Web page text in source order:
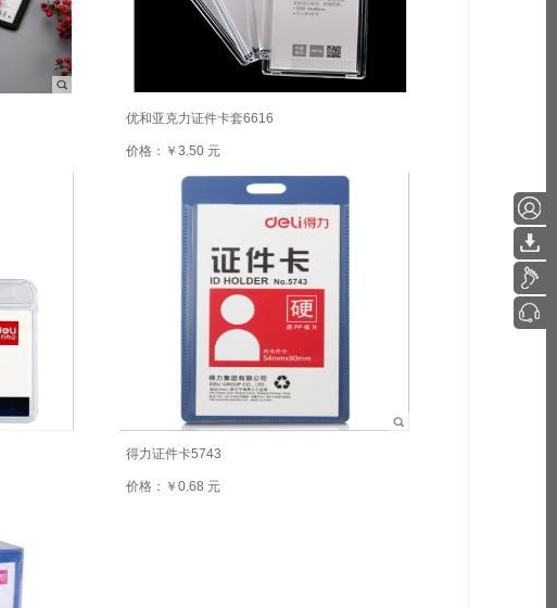
优和亚克力证件卡套6616
价格：￥3.50 元
得力证件卡5743
价格：￥0.68 元